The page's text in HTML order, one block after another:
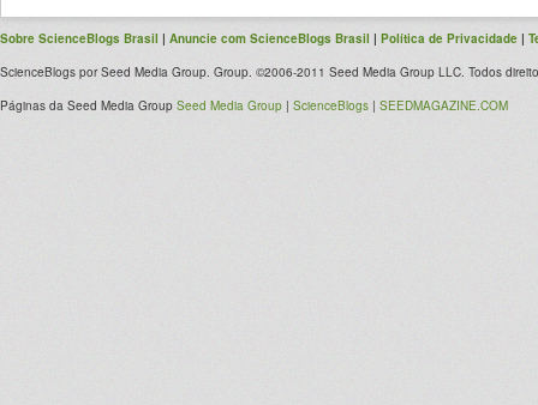
Sobre ScienceBlogs Brasil | Anuncie com ScienceBlogs Brasil | Política de Privacidade |
ScienceBlogs por Seed Media Group. Group. ©2006-2011 Seed Media Group LLC. Todos
Páginas da Seed Media Group Seed Media Group | ScienceBlogs | SEEDMAGAZINE.COM